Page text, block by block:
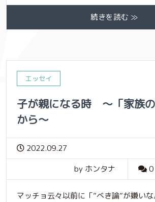
続きを読む ≫
エッセイ
子が親になる時 〜「家族
から〜
2022.09.27
by ホンタナ
0
マッチョ云々以前に「”べき論”が嫌い